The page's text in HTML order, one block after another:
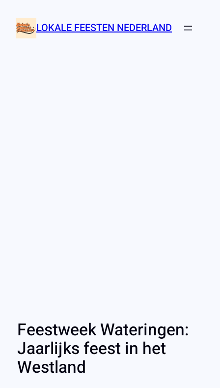
naar
LOKALE FEESTEN NEDERLAND
Feestweek Wateringen:
Jaarlijks feest in het
Westland